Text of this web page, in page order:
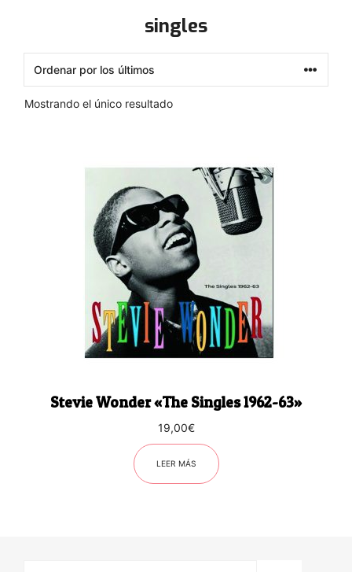
singles
Mostrando el único resultado
Stevie Wonder «The Singles 1962-63»
19,00€
LEER MÁS